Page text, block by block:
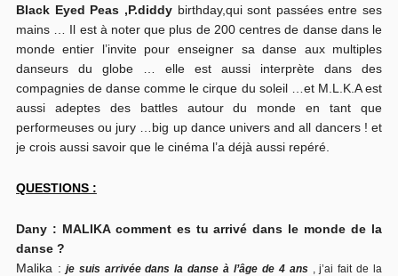
Black Eyed Peas ,P.diddybirthday,qui sont passées entre ses
mains … Il est à noter que plus de 200 centres de danse dans le
monde entier l’invite pour enseigner sa danse aux multiples
danseurs du globe … elle est aussi interprète dans des
compagnies de danse comme le cirque du soleil …et M.L.K.A est
aussi adeptes des battles autour du monde en tant que
performeuses ou jury …big up dance univers and all dancers ! et
je crois aussi savoir que le cinéma l’a déjà aussi repéré.
QUESTIONS :
Dany : MALIKA comment es tu arrivé dans le monde de la
danse ?
Malika : je suis arrivée dans la danse à l’âge de 4 ans, j’ai fait de la